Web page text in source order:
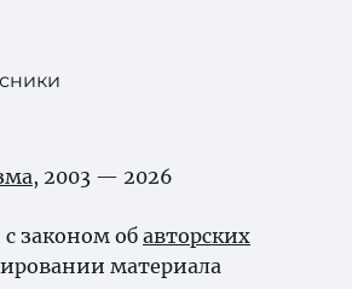
, 2003 — 2026
законом об авторских
материала